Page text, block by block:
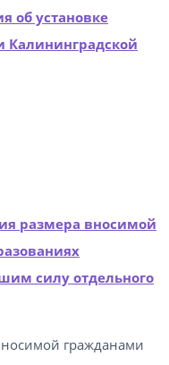
об установке
Калининградской
размера вносимой
силу отдельного
гражданами